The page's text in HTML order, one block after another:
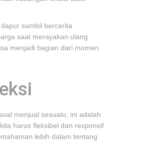
sambil bercerita
saat merayakan ulang
menjadi bagian dari momen
menjual sesuatu; ini adalah
harus fleksibel dan responsif
lebih dalam tentang